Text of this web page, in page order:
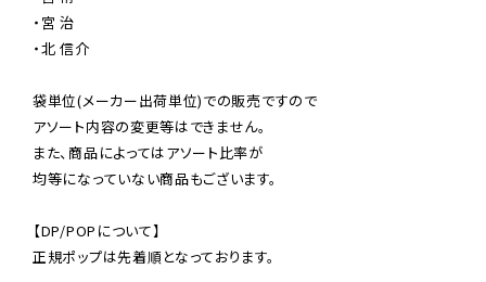
・宮 治
・北 信介
袋単位(メーカー出荷単位)での販売ですので
アソート内容の変更等はできません。
また、商品によってはアソート比率が
均等になっていない商品もございます。
【DP/POPについて】
正規ポップは先着順となっております。